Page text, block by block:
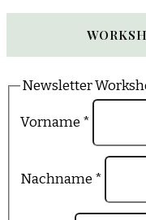
Newsletter
Vorname *
Nachname *